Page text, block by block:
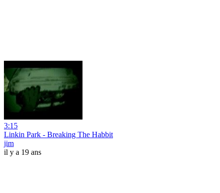
3:15
Linkin Park - Breaking The Habbit
jim
il y a 19 ans